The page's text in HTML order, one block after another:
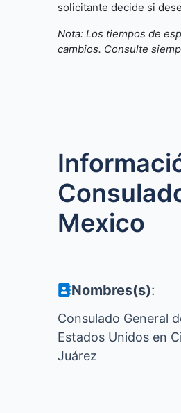
solicitante decide si
Nota: Los tiempos de
cambios. Consulte
Mexico
Nombres(s):
Consulado General
Estados Unidos en
Juárez